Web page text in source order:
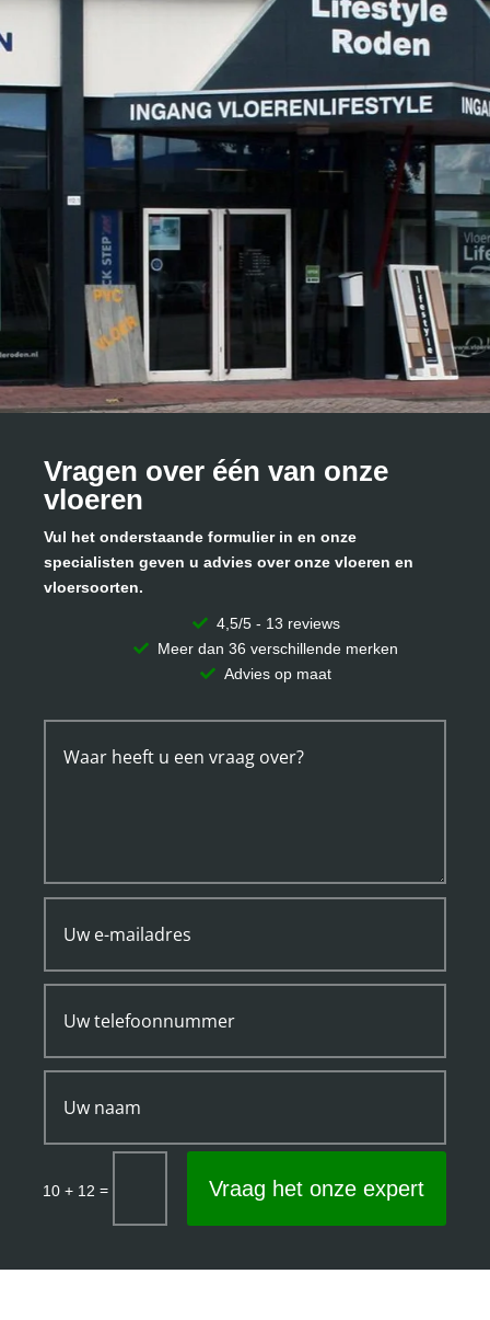
Vragen over één van onze
vloeren
Vul het onderstaande formulier in en onze
specialisten geven u advies over onze vloeren en
vloersoorten.
4,5/5 - 13 reviews
Meer dan 36 verschillende merken
Advies op maat
10 + 12 = Vraag het onze expert